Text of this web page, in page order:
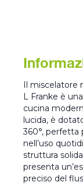
Il
L Franke è
cucina
lucida, è
360°, perfetta
nell’uso
struttura
presenta
preciso del